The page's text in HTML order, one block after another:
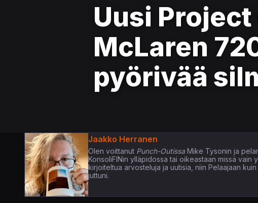
Uusi
McLaren
pyörivää
Jaakko Herranen
Olen voittanut Punch-Outissa Mike Tysonin ja
KonsoliFINin ylläpidossa tai oikeastaan missä
kirjoiteltua arvosteluja ja uutisia, niin Pelaajaan
juttuni.